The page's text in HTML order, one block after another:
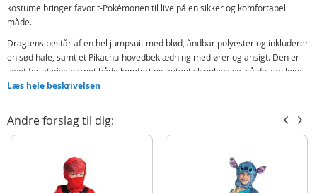
kostume bringer favorit-Pokémonen til live på en sikker og komfortabel
måde.
Dragtens består af en hel jumpsuit med blød, åndbar polyester og inkluderer
en sød hale, samt et Pikachu-hovedbeklædning med ører og ansigt. Den er
lavet for at give barnet både komfort og autentisk oplevelse, så de kan lege,
danse og udforske i rollen som det elskede rumvæsen fra Pokémon-
Indeholder:
Hel jumpsuit med hale
Hovedbeklædning med Pikachu-ansigt og ører
Læs hele beskrivelsen
Andre forslag til dig: